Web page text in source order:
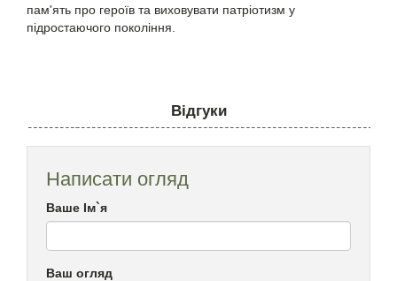
пам'ять про героїв та виховувати патріотизм у
підростаючого покоління.
Відгуки
Написати огляд
Ваше Ім`я
Ваш огляд